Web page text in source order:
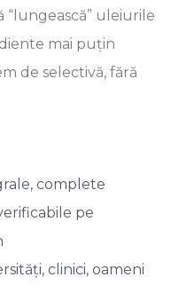
“lungească” uleiurile
mai puțin
de selectivă, fără
complete
pe
clinici, oameni